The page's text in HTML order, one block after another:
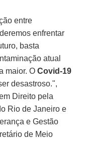
entre
enfrentar
basta
atual
maior. OCovid-19
desastroso.",
Direito pela
Rio de Janeiro e
e Gestão
de Meio